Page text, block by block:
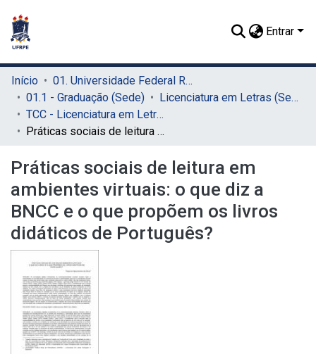
Entrar
Início
01. Universidade Federal Rural de Pernambuco - UFRPE (Sede)
01.1 - Graduação (Sede)
Licenciatura em Letras (Sede)
TCC - Licenciatura em Letras (Sede)
Práticas sociais de leitura em ambientes virtuais: o que diz a BNCC e o que propõem os livros didáticos de Português?
Práticas sociais de leitura em
ambientes virtuais: o que diz a
BNCC e o que propõem os livros
didáticos de Português?